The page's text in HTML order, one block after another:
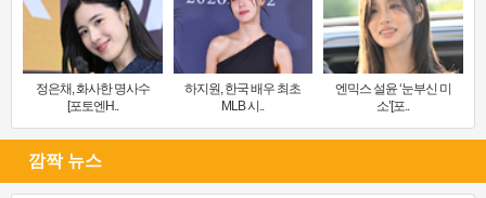
정은채, 화사한 명사수
[포토엔H..
하지원, 한국 배우 최초
MLB 시..
엔믹스 설윤 ‘눈부신 미
소’[포..
깜짝 뉴스